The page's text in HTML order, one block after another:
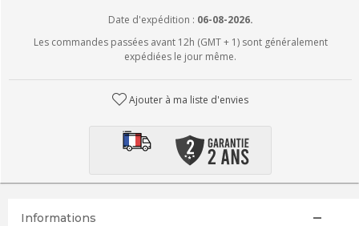
Date d'expédition : 06-08-2026.
Les commandes passées avant 12h (GMT + 1) sont généralement
expédiées le jour même.
Ajouter à ma liste d'envies
Informations